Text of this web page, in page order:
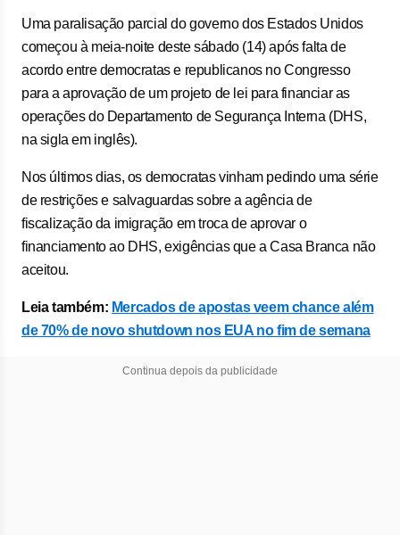
Uma paralisação parcial do governo dos Estados Unidos
começou à meia-noite deste sábado (14) após falta de
acordo entre democratas e republicanos no Congresso
para a aprovação de um projeto de lei para financiar as
operações do Departamento de Segurança Interna (DHS,
na sigla em inglês).
Nos últimos dias, os democratas vinham pedindo uma série
de restrições e salvaguardas sobre a agência de
fiscalização da imigração em troca de aprovar o
financiamento ao DHS, exigências que a Casa Branca não
aceitou.
Leia também: Mercados de apostas veem chance além
de 70% de novo shutdown nos EUA no fim de semana
Continua depois da publicidade